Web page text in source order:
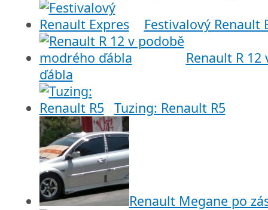
Festivalový Renault
Renault R
ďábla
Tuzing: Renault R5
Renault Megane po